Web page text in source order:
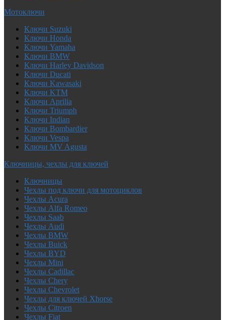
Мотоключи
Ключи Suzuki
Ключи Honda
Ключи Yamaha
Ключи BMW
Ключи Harley Davidson
Ключи Ducati
Ключи Kawasaki
Ключи KTM
Ключи Aprilia
Ключи Triumph
Ключи Indian
Ключи Bombardier
Ключи Vespa
Ключи MV Agusta
Ключницы, чехлы для ключей
Ключницы
Чехлы под ключи для мотоциклов
Чехлы Acura
Чехлы Alfa Romeo
Чехлы Saab
Чехлы Audi
Чехлы BMW
Чехлы Buick
Чехлы BYD
Чехлы Mini
Чехлы Cadillac
Чехлы Chery
Чехлы Chevrolet
Чехлы для ключей Xhorse
Чехлы Citroen
Чехлы Fiat